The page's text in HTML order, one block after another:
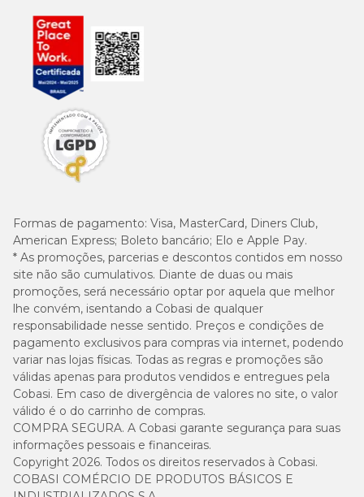
Formas de pagamento: Visa, MasterCard, Diners Club,
American Express; Boleto bancário; Elo e Apple Pay.
* As promoções, parcerias e descontos contidos em nosso
site não são cumulativos. Diante de duas ou mais
promoções, será necessário optar por aquela que melhor
lhe convém, isentando a Cobasi de qualquer
responsabilidade nesse sentido. Preços e condições de
pagamento exclusivos para compras via internet, podendo
variar nas lojas físicas. Todas as regras e promoções são
válidas apenas para produtos vendidos e entregues pela
Cobasi. Em caso de divergência de valores no site, o valor
válido é o do carrinho de compras.
COMPRA SEGURA. A Cobasi garante segurança para suas
informações pessoais e financeiras.
Copyright 2026. Todos os direitos reservados à Cobasi.
COBASI COMÉRCIO DE PRODUTOS BÁSICOS E